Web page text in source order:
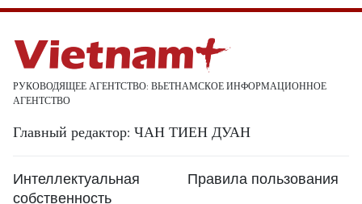
РУКОВОДЯЩЕЕ АГЕНТСТВО: ВЬЕТНАМСКОЕ ИНФОРМАЦИОННОЕ
АГЕНТСТВО
Главный редактор: ЧАН ТИЕН ДУАН
Интеллектуальная
собственность
Правила пользования